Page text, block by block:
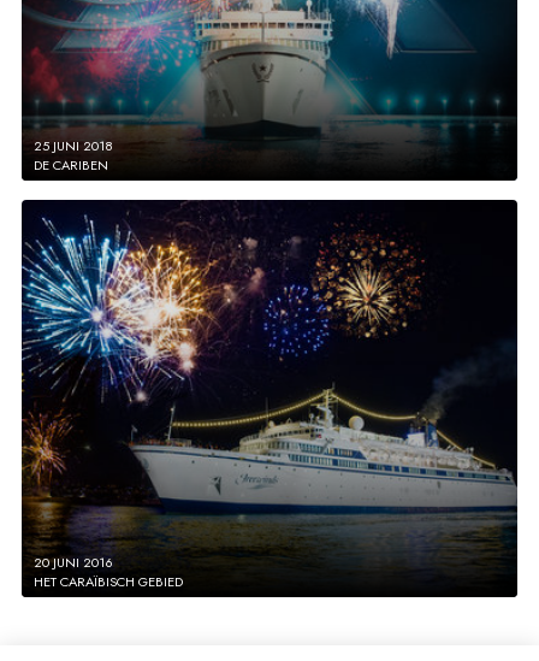
25 JUNI 2018
DE CARIBEN
20 JUNI 2016
HET CARAÏBISCH GEBIED